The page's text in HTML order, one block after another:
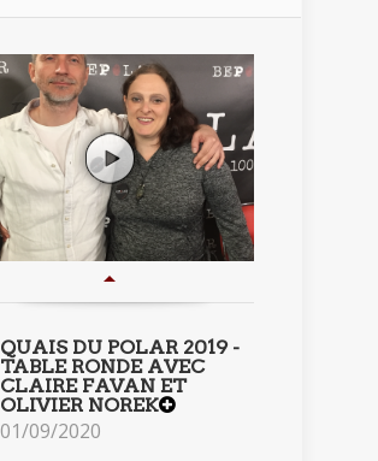
QUAIS DU POLAR 2019 -
TABLE RONDE AVEC
CLAIRE FAVAN ET
OLIVIER NOREK
01/09/2020